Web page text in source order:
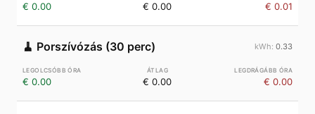
€ 0.00 € 0.00 € 0.01
🧹 Porszívózás (30 perc) 0.33
€ 0.00 € 0.00 € 0.00